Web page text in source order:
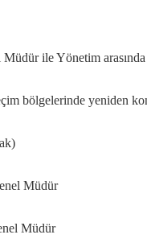
ile Yönetim
bölgelerinde yeniden
Müdür
Müdür